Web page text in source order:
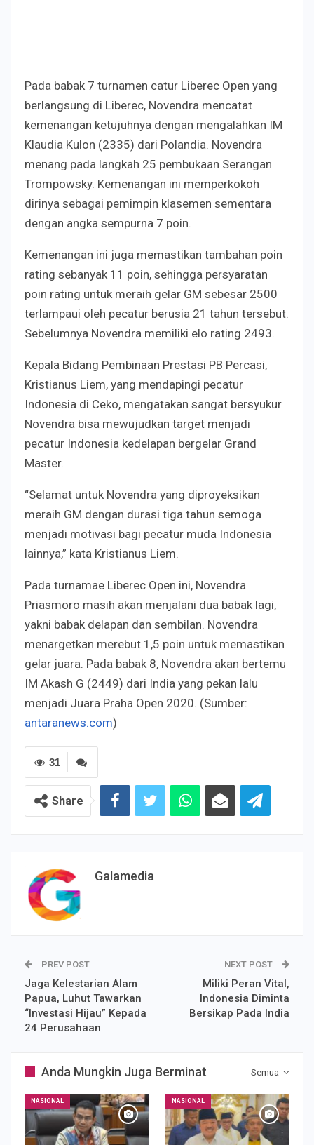
Pada babak 7 turnamen catur Liberec Open yang
berlangsung di Liberec, Novendra mencatat
kemenangan ketujuhnya dengan mengalahkan IM
Klaudia Kulon (2335) dari Polandia. Novendra
menang pada langkah 25 pembukaan Serangan
Trompowsky. Kemenangan ini memperkokoh
dirinya sebagai pemimpin klasemen sementara
dengan angka sempurna 7 poin.
Kemenangan ini juga memastikan tambahan poin
rating sebanyak 11 poin, sehingga persyaratan
poin rating untuk meraih gelar GM sebesar 2500
terlampaui oleh pecatur berusia 21 tahun tersebut.
Sebelumnya Novendra memiliki elo rating 2493.
Kepala Bidang Pembinaan Prestasi PB Percasi,
Kristianus Liem, yang mendapingi pecatur
Indonesia di Ceko, mengatakan sangat bersyukur
Novendra bisa mewujudkan target menjadi
pecatur Indonesia kedelapan bergelar Grand
Master.
“Selamat untuk Novendra yang diproyeksikan
meraih GM dengan durasi tiga tahun semoga
menjadi motivasi bagi pecatur muda Indonesia
lainnya,” kata Kristianus Liem.
Pada turnamae Liberec Open ini, Novendra
Priasmoro masih akan menjalani dua babak lagi,
yakni babak delapan dan sembilan. Novendra
menargetkan merebut 1,5 poin untuk memastikan
gelar juara. Pada babak 8, Novendra akan bertemu
IM Akash G (2449) dari India yang pekan lalu
menjadi Juara Praha Open 2020. (Sumber:
antaranews.com)
31
Share
Galamedia
PREV POST
Jaga Kelestarian Alam
Papua, Luhut Tawarkan
“Investasi Hijau” Kepada
24 Perusahaan
NEXT POST
Miliki Peran Vital,
Indonesia Diminta
Bersikap Pada India
Semua
Anda Mungkin Juga Berminat
NASIONAL NASIONAL